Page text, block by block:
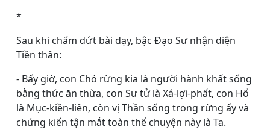
*
Sau khi chấm dứt bài dạy, bậc Ðạo Sư nhận diện
Tiền thân:
- Bấy giờ, con Chó rừng kia là người hành khất sống
bằng thức ăn thừa, con Sư tử là Xá-lợi-phất, con Hổ
là Mục-kiền-liên, còn vị Thần sống trong rừng ấy và
chứng kiến tận mắt toàn thể chuyện này là Ta.